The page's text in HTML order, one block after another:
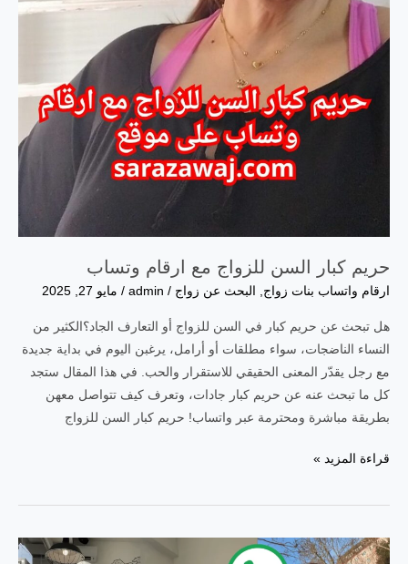
حريم كبار السن للزواج مع ارقام وتساب
ارقام واتساب بنات زواج, البحث عن زواج /
admin
/ مايو 27, 2025
هل تبحث عن حريم كبار في السن للزواج أو التعارف الجاد؟الكثير من
النساء الناضجات، سواء مطلقات أو أرامل، يرغبن اليوم في بداية جديدة
مع رجل يقدّر المعنى الحقيقي للاستقرار والحب. في هذا المقال ستجد
كل ما تبحث عنه عن حريم كبار جادات، وتعرف كيف تتواصل معهن
بطريقة مباشرة ومحترمة عبر واتساب! حريم كبار السن للزواج
حريم
السن
مع
قراءة المزيد »